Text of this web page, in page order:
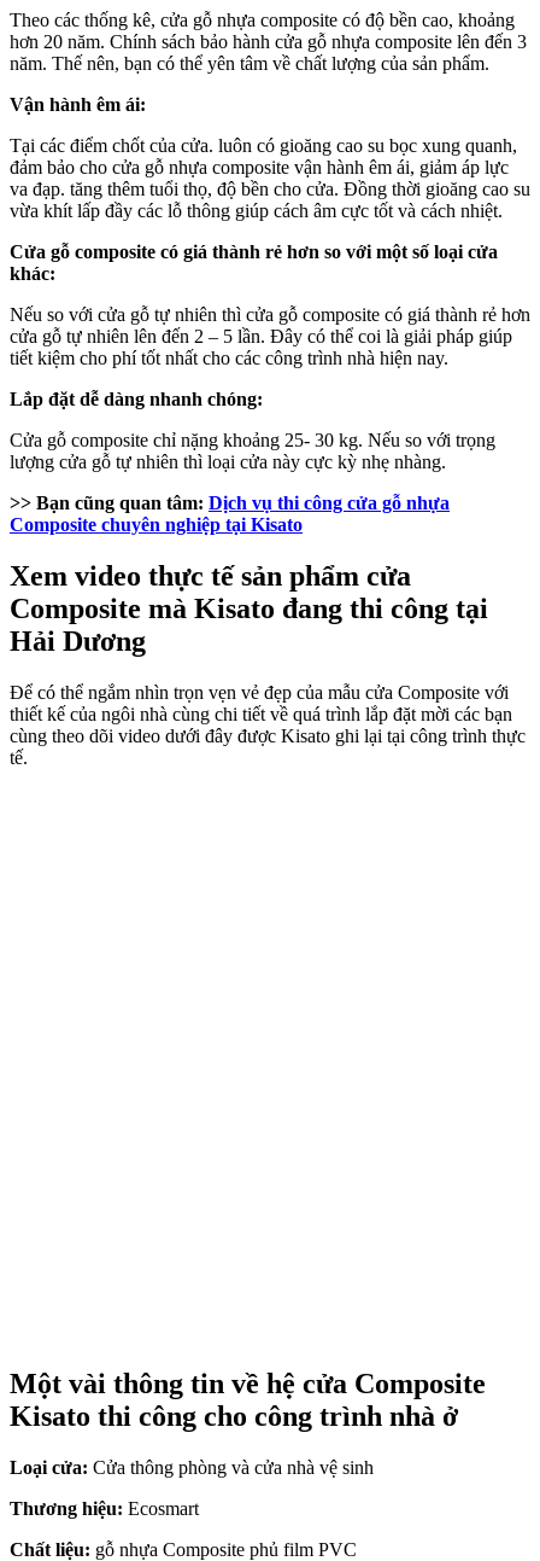
Theo các thống kê, cửa gỗ nhựa composite có độ bền cao, khoảng
hơn 20 năm. Chính sách bảo hành cửa gỗ nhựa composite lên đến 3
năm. Thế nên, bạn có thể yên tâm về chất lượng của sản phẩm.
Vận hành êm ái:
Tại các điểm chốt của cửa. luôn có gioăng cao su bọc xung quanh,
đảm bảo cho cửa gỗ nhựa composite vận hành êm ái, giảm áp lực
va đạp. tăng thêm tuổi thọ, độ bền cho cửa. Đồng thời gioăng cao su
vừa khít lấp đầy các lỗ thông giúp cách âm cực tốt và cách nhiệt.
Cửa gỗ composite có giá thành rẻ hơn so với một số loại cửa
khác:
Nếu so với cửa gỗ tự nhiên thì cửa gỗ composite có giá thành rẻ hơn
cửa gỗ tự nhiên lên đến 2 – 5 lần. Đây có thể coi là giải pháp giúp
tiết kiệm cho phí tốt nhất cho các công trình nhà hiện nay.
Lắp đặt dễ dàng nhanh chóng:
Cửa gỗ composite chỉ nặng khoảng 25- 30 kg. Nếu so với trọng
lượng cửa gỗ tự nhiên thì loại cửa này cực kỳ nhẹ nhàng.
>> Bạn cũng quan tâm: Dịch vụ thi công cửa gỗ nhựa
Composite chuyên nghiệp tại Kisato
Xem video thực tế sản phẩm cửa
Composite mà Kisato đang thi công tại
Hải Dương
Để có thể ngắm nhìn trọn vẹn vẻ đẹp của mẫu cửa Composite với
thiết kế của ngôi nhà cùng chi tiết về quá trình lắp đặt mời các bạn
cùng theo dõi video dưới đây được Kisato ghi lại tại công trình thực
tế.
Một vài thông tin về hệ cửa Composite
Kisato thi công cho công trình nhà ở
Loại cửa: Cửa thông phòng và cửa nhà vệ sinh
Thương hiệu: Ecosmart
Chất liệu: gỗ nhựa Composite phủ film PVC